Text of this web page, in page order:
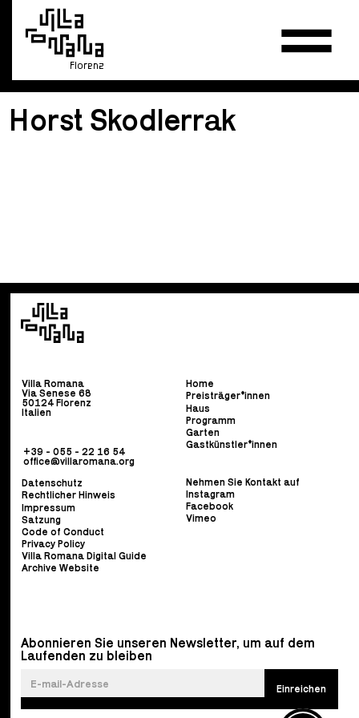
Florenz
Horst Skodlerrak
Villa Romana
Via Senese 68
50124 Florenz
Italien
+39 - 055 - 22 16 54
office@villaromana.org
Home
Preisträger*innen
Haus
Programm
Garten
Gastkünstler*innen
Datenschutz
Rechtlicher Hinweis
Impressum
Satzung
Code of Conduct
Privacy Policy
Villa Romana Digital Guide
Archive Website
Nehmen Sie Kontakt auf
Instagram
Facebook
Vimeo
Abonnieren Sie unseren Newsletter, um auf dem
Laufenden zu bleiben